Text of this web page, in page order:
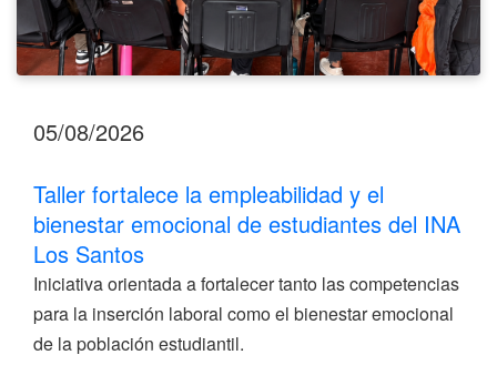
Santos
05/08/2026
Taller fortalece la empleabilidad y el
bienestar emocional de estudiantes del INA
Los Santos
Iniciativa orientada a fortalecer tanto las competencias
para la inserción laboral como el bienestar emocional
de la población estudiantil.